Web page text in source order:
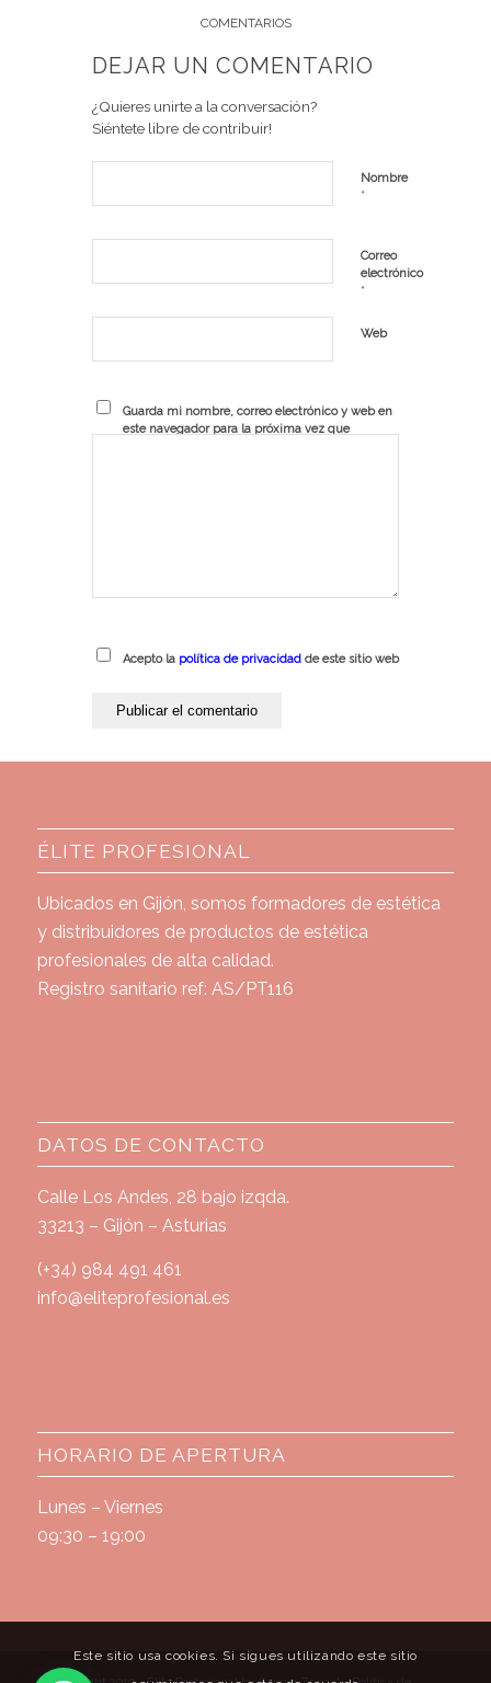
COMENTARIOS
DEJAR UN COMENTARIO
¿Quieres unirte a la conversación?
Siéntete libre de contribuir!
Nombre
*
Correo
electrónico
*
Web
Guarda mi nombre, correo electrónico y web en
este navegador para la próxima vez que
Acepto la política de privacidadde este sitio web
ÉLITE PROFESIONAL
Ubicados en Gijón, somos formadores de estética
y distribuidores de productos de estética
profesionales de alta calidad.
Registro sanitario ref: AS/PT116
DATOS DE CONTACTO
Calle Los Andes, 28 bajo izqda.
33213 – Gijón – Asturias
(+34) 984 491 461
info@eliteprofesional.es
HORARIO DE APERTURA
Lunes – Viernes
09:30 – 19:00
Este sitio usa cookies. Si sigues utilizando este sitio